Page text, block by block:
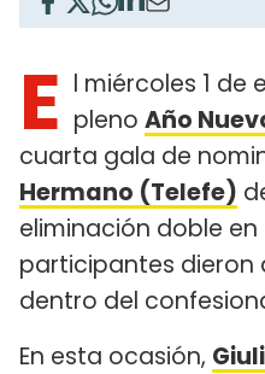
E l miércoles 1 de
pleno Año
cuarta gala de
Hermano (Telefe)
eliminación doble
participantes dieron
dentro del
En esta ocasión,